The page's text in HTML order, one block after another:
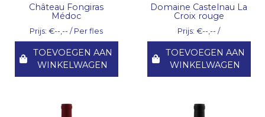
Château Fongiras
Médoc
Prijs: €--,-- / Per fles
TOEVOEGEN AAN
WINKELWAGEN
Domaine Castelnau La
Croix rouge
Prijs: €--,-- /
TOEVOEGEN AAN
WINKELWAGEN